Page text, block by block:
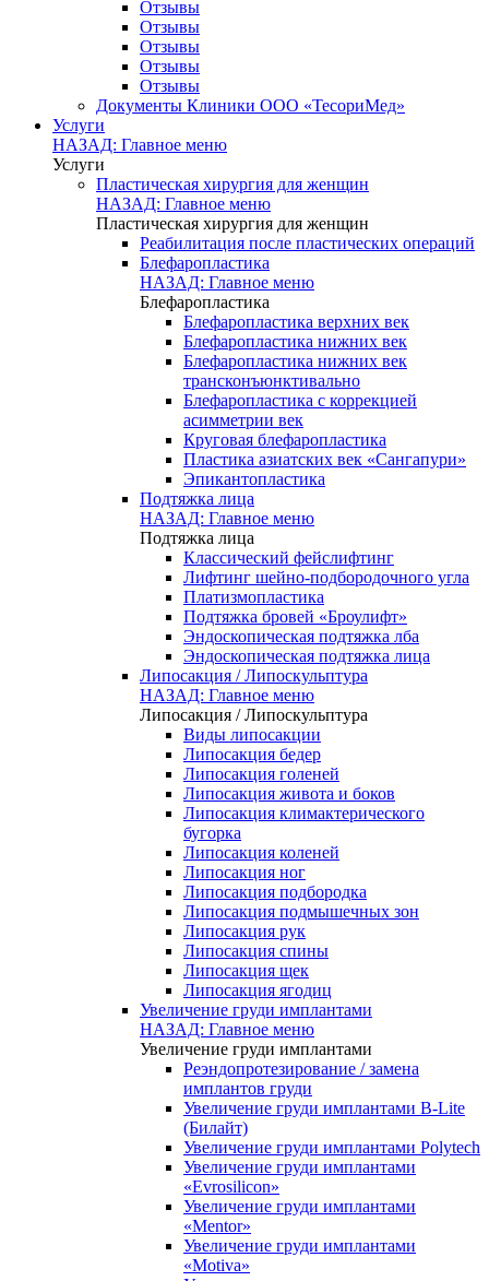
Отзывы
Отзывы
Отзывы
Отзывы
Отзывы
Документы Клиники ООО «ТесориМед»
Услуги
НАЗАД: Главное меню
Услуги
Пластическая хирургия для женщин
НАЗАД: Главное меню
Пластическая хирургия для женщин
Реабилитация после пластических операций
Блефаропластика
НАЗАД: Главное меню
Блефаропластика
Блефаропластика верхних век
Блефаропластика нижних век
Блефаропластика нижних век
трансконъюнктивально
Блефаропластика с коррекцией
асимметрии век
Круговая блефаропластика
Пластика азиатских век «Сангапури»
Эпикантопластика
Подтяжка лица
НАЗАД: Главное меню
Подтяжка лица
Классический фейслифтинг
Лифтинг шейно-подбородочного угла
Платизмопластика
Подтяжка бровей «Броулифт»
Эндоскопическая подтяжка лба
Эндоскопическая подтяжка лица
Липосакция / Липоскульптура
НАЗАД: Главное меню
Липосакция / Липоскульптура
Виды липосакции
Липосакция бедер
Липосакция голеней
Липосакция живота и боков
Липосакция климактерического
бугорка
Липосакция коленей
Липосакция ног
Липосакция подбородка
Липосакция подмышечных зон
Липосакция рук
Липосакция спины
Липосакция щек
Липосакция ягодиц
Увеличение груди имплантами
НАЗАД: Главное меню
Увеличение груди имплантами
Реэндопротезирование / замена
имплантов груди
Увеличение груди имплантами B-Lite
(Билайт)
Увеличение груди имплантами Polytech
Увеличение груди имплантами
«Evrosilicon»
Увеличение груди имплантами
«Mentor»
Увеличение груди имплантами
«Motiva»